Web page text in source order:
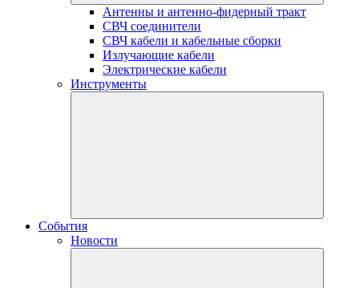
Антенны и антенно-фидерный тракт
СВЧ соединители
СВЧ кабели и кабельные сборки
Излучающие кабели
Электрические кабели
Инструменты
События
Новости